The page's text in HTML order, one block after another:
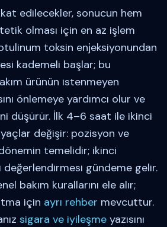
edilecekler, sonucun hem
olması için en az işlem
toksin enjeksiyonundan
kademeli başlar; bu
ürünün istenmeyen
önlemeye yardımcı olur ve
düşürür. İlk 4–6 saat ile ikinci
değişir: pozisyon ve
dönemin temelidir; ikinci
gündeme gelir.
bakım kurallarını ele alır;
için ayrı rehber mevcuttur.
sigara ve iyileşme yazısını